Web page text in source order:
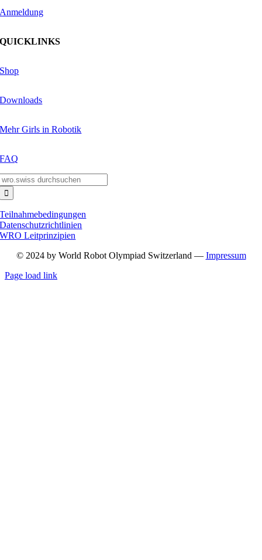
Anmeldung
QUICKLINKS
Shop
Downloads
Mehr Girls in Robotik
FAQ
Teilnahmebedingungen
Datenschutzrichtlinien
WRO Leitprinzipien
© 2024 by World Robot Olympiad Switzerland — Impressum
Page load link